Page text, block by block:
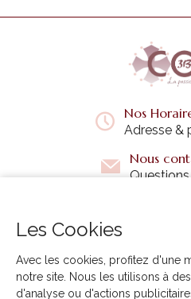
Nos
Adresse &
Nous
Les Cookies
Avec les cookies, profitez d'une
notre site. Nous les utilisons à
d'analyse ou d'actions